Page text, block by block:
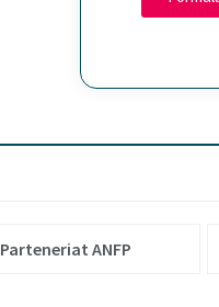
Parteneriat ANFP